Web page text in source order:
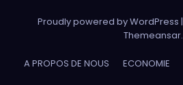
Proudly powered by WordPress |
Themeansar.
A PROPOS DE NOUS ECONOMIE